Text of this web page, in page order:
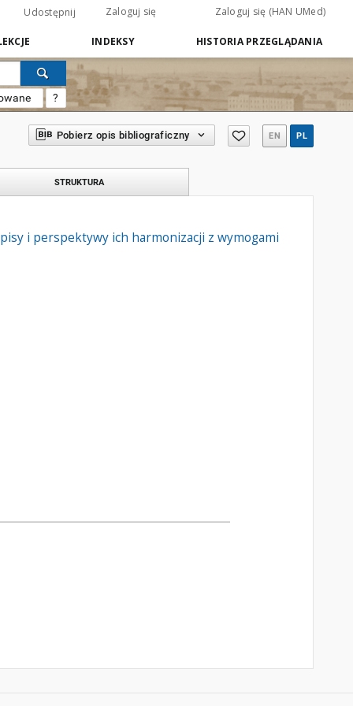
Udostępnij Zaloguj się Zaloguj się (HAN UMed)
INDEKSY HISTORIA PRZEGLĄDANIA
?
Pobierz opis bibliograficzny EN PL
STRUKTURA
i perspektywy ich harmonizacji z wymogami